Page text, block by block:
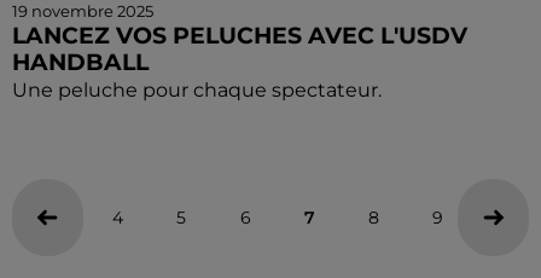
19 novembre 2025
LANCEZ VOS PELUCHES AVEC L'USDV
HANDBALL
Une peluche pour chaque spectateur.
4 5 6 7 8 9 10